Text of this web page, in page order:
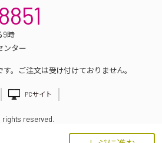
9時
ンター
。ご注文は受け付けておりません。
PCサイト
rights reserved.